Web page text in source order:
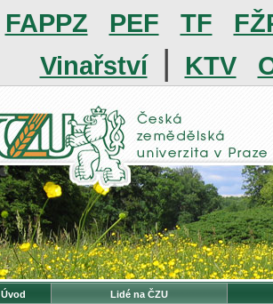
FAPPZ PEF TF
Vinařství | KTV
Úvod Lidé na ČZU